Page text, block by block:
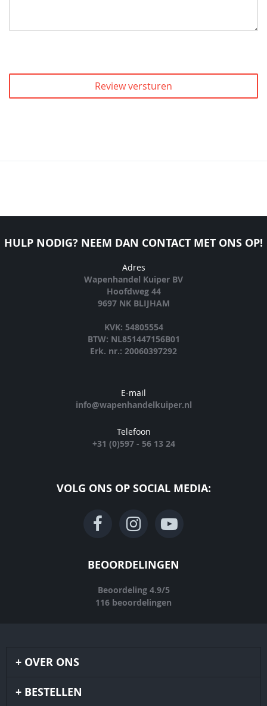
Review versturen
HULP NODIG? NEEM DAN CONTACT MET ONS OP!
Adres
Wapenhandel Kuiper BV
Hoofdweg 44
9697 NK BLIJHAM
KVK: 54805554
BTW: NL851447156B01
Erk. nr.: 20060397292
E-mail
info@wapenhandelkuiper.nl
Telefoon
+31 (0)597 - 56 13 24
VOLG ONS OP SOCIAL MEDIA:
BEOORDELINGEN
Beoordeling 4.9/5
116 beoordelingen
OVER ONS
BESTELLEN